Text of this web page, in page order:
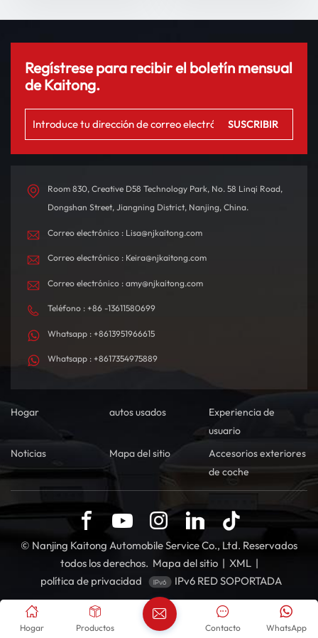
Regístrese para recibir el boletín mensual
de Kaitong.
Room 830, Creative D58 Technology Park, No. 58 Linqi Road,
Dongshan Street, Jiangning District, Nanjing, China.
Correo electrónico : Lisa@njkaitong.com
Correo electrónico : Keira@njkaitong.com
Correo electrónico : amy@njkaitong.com
Teléfono : +86 -13611580699
Whatsapp : +8613951966615
Whatsapp : +8617354975889
Hogar autos usados
Experiencia de
usuario
Noticias
Mapa del sitio
Accesorios exteriores
de coche
© Nanjing Kaitong Automobile Service Co., Ltd. Reservados
todos los derechos. Mapa del sitio | XML |
política de privacidad
IPv6 RED SOPORTADA
Hogar Productos WhatsApp
Contacto